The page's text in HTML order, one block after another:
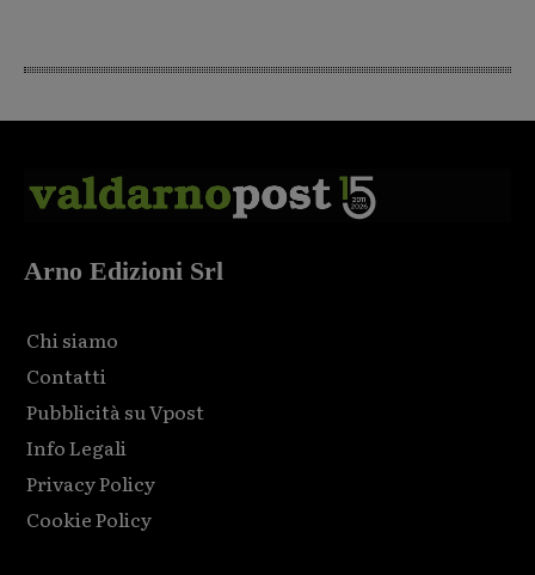
Arno Edizioni Srl
Chi siamo
Contatti
Pubblicità su Vpost
Info Legali
Privacy Policy
Cookie Policy